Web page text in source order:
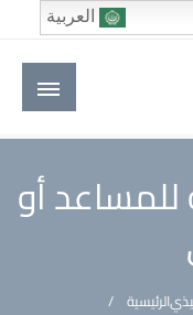
العربي
للمساعد أو
الرئيسية
العربية